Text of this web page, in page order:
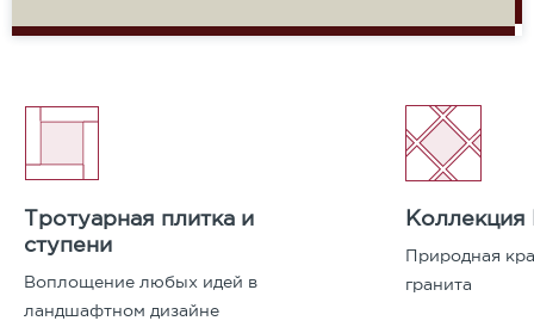
Тротуарная плитка и
ступени
Воплощение любых идей в
ландшафтном дизайне
Природная
гранита